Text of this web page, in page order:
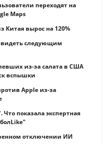
переходят на
Maps
Китая вырос на 120%
видеть следующим
из-за салата в США
вспышки
Apple из-за
показала экспертная
отключении ИИ